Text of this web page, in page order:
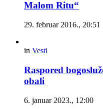
Malom Ritu“
29. februar 2016., 20:51
in Vesti
Raspored
obali
6. januar 2023., 12:00